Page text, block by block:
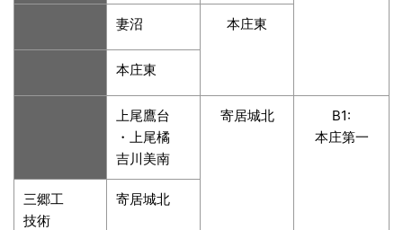
妻沼 本庄東
本庄東
上尾鷹台
・上尾橘
吉川美南
寄居城北
B1:
本庄第一
三郷工
技術
寄居城北